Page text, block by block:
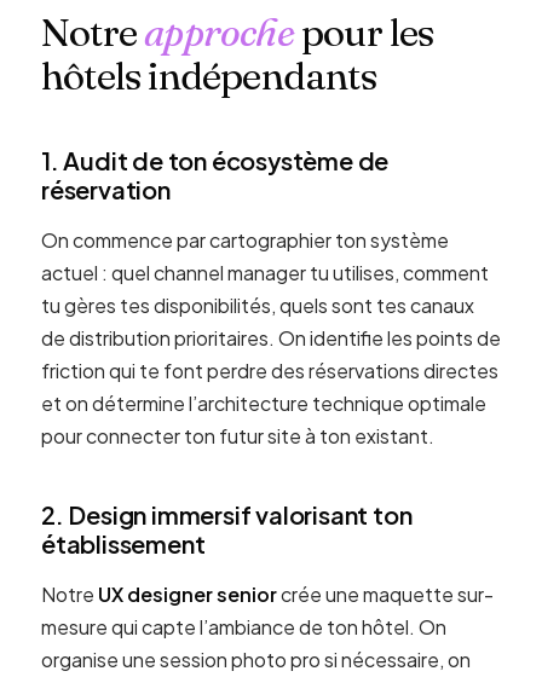
Notreapprochepour les
hôtels indépendants
1. Audit de ton écosystème de
réservation
On commence par cartographier ton système
actuel : quel channel manager tu utilises, comment
tu gères tes disponibilités, quels sont tes canaux
de distribution prioritaires. On identifie les points de
friction qui te font perdre des réservations directes
et on détermine l’architecture technique optimale
pour connecter ton futur site à ton existant.
2. Design immersif valorisant ton
établissement
Notre UX designer seniorcrée une maquette sur-
mesure qui capte l’ambiance de ton hôtel. On
organise une session photo pro si nécessaire, on